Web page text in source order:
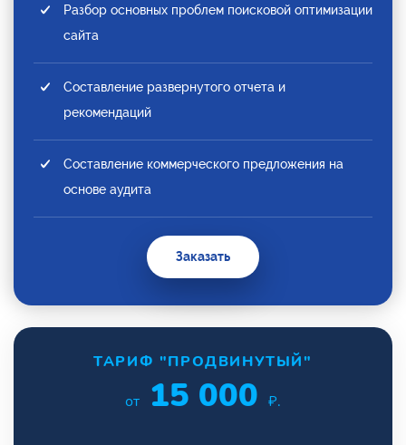
Разбор основных проблем поисковой оптимизации
сайта
Составление развернутого отчета и
рекомендаций
Составление коммерческого предложения на
основе аудита
Заказать
ТАРИФ "ПРОДВИНУТЫЙ"
от 15 000 ₽.